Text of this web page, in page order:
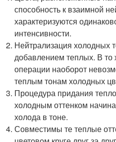
способность к взаимной
характеризуются
интенсивности.
Нейтрализация холодных
добавлением теплых. В то
операции наоборот
теплым тонам холодных
Процедура придания
холодным оттенком
холода в тоне.
Совместимы те теплые